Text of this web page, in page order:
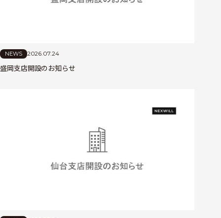
NEWS 2026.07.24
盛岡支店開設のお知らせ